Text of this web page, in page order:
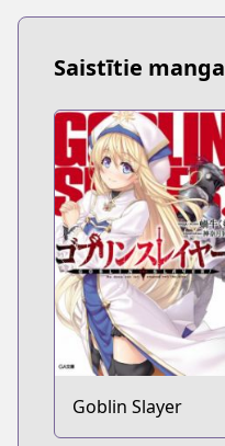
Saistītie manga
Goblin Slayer